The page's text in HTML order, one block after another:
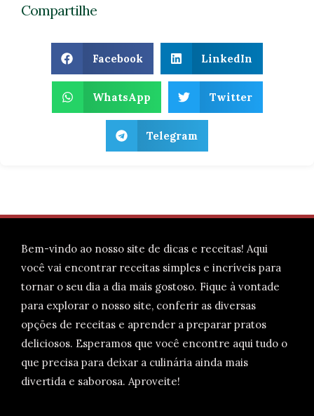
Compartilhe
Facebook LinkedIn
WhatsApp Twitter
Telegram
Bem-vindo ao nosso site de dicas e receitas! Aqui
você vai encontrar receitas simples e incríveis para
tornar o seu dia a dia mais gostoso. Fique à vontade
para explorar o nosso site, conferir as diversas
opções de receitas e aprender a preparar pratos
deliciosos. Esperamos que você encontre aqui tudo o
que precisa para deixar a culinária ainda mais
divertida e saborosa. Aproveite!